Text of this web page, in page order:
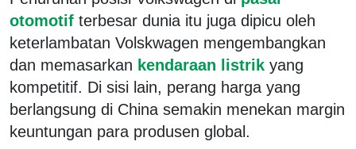
otomotif terbesar dunia itu juga dipicu oleh
keterlambatan Volskwagen mengembangkan
dan memasarkan kendaraan listrik yang
kompetitif. Di sisi lain, perang harga yang
berlangsung di China semakin menekan margin
keuntungan para produsen global.